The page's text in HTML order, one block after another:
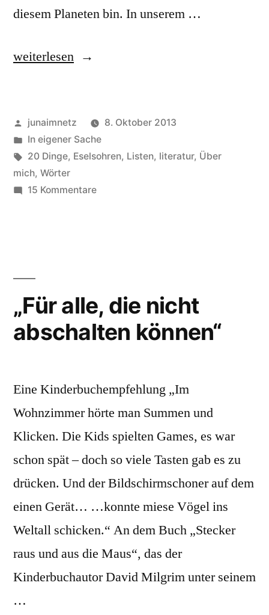
diesem Planeten bin. In unserem …
„20
mich“
weiterlesen
Veröffentlicht
von
junaimnetz
8. Oktober 2013
Veröffentlicht
in
In eigener Sache
Schlagwörter:
20 Dinge, Eselsohren, Listen, literatur, Über
mich, Wörter
15 Kommentarezu
„Für alle, die nicht
abschalten können“
Eine Kinderbuchempfehlung „Im
Wohnzimmer hörte man Summen und
Klicken. Die Kids spielten Games, es war
schon spät – doch so viele Tasten gab es zu
drücken. Und der Bildschirmschoner auf dem
einen Gerät… …konnte miese Vögel ins
Weltall schicken.“ An dem Buch „Stecker
raus und aus die Maus“, das der
Kinderbuchautor David Milgrim unter seinem
…